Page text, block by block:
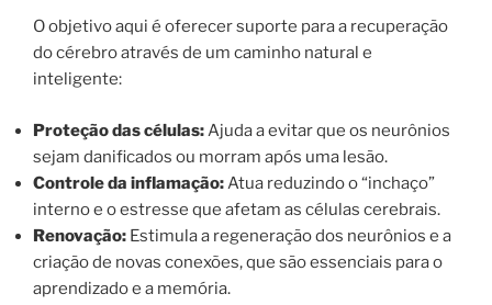
O objetivo aqui é oferecer suporte para a recuperação
do cérebro através de um caminho natural e
inteligente:
Proteção das células:Ajuda a evitar que os neurônios
sejam danificados ou morram após uma lesão.
Controle da inflamação:Atua reduzindo o “inchaço”
interno e o estresse que afetam as células cerebrais.
Renovação: Estimula a regeneração dos neurônios e a
criação de novas conexões, que são essenciais para o
aprendizado e a memória.